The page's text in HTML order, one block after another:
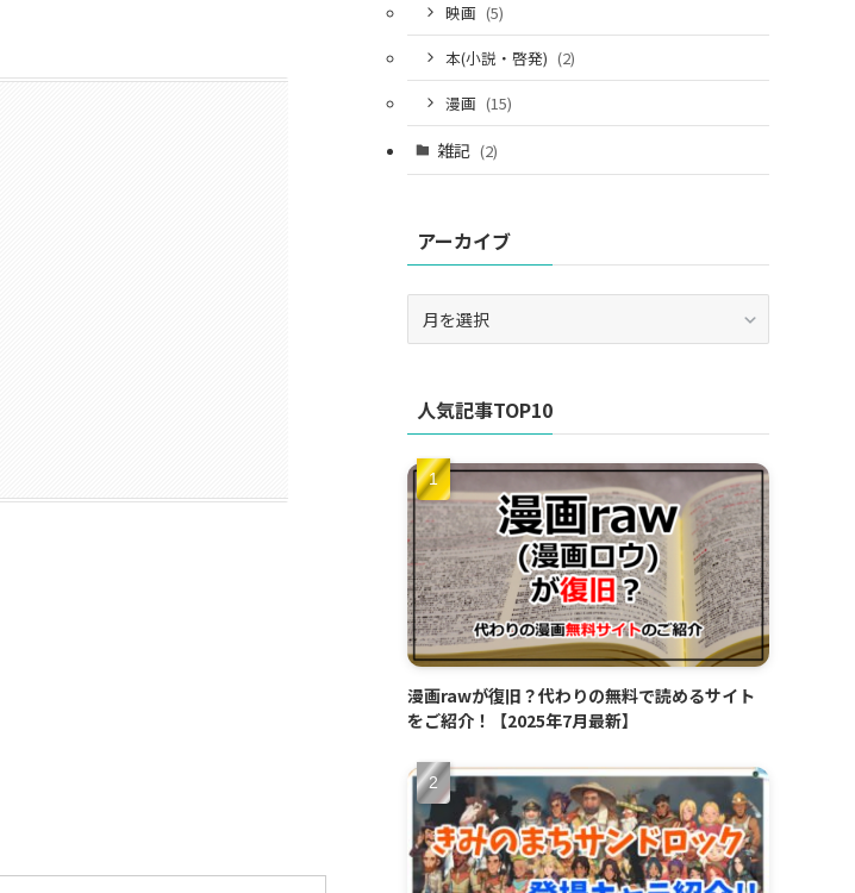
映画 (5)
本(小説・啓発) (2)
漫画 (15)
雑記 (2)
アーカイブ
ブ
人気記事TOP10
漫画rawが復旧？代わりの無料で読めるサイト
をご紹介！【2025年7月最新】